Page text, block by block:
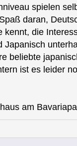
spielen
daran,
kennt, die
Japanisch
beliebte
ist es leider
am